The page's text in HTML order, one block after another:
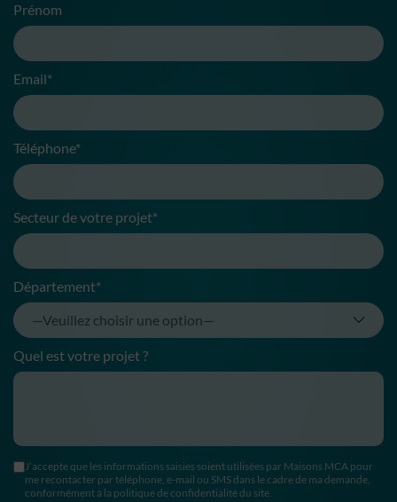
Prénom
Email*
Téléphone*
Secteur de votre projet*
Département*
Quel est votre projet ?
J’accepte que les informations saisies soient utilisées par Maisons MCA pour
me recontacter par téléphone, e-mail ou SMS dans le cadre de ma demande,
conformément à la politique de confidentialité du site.